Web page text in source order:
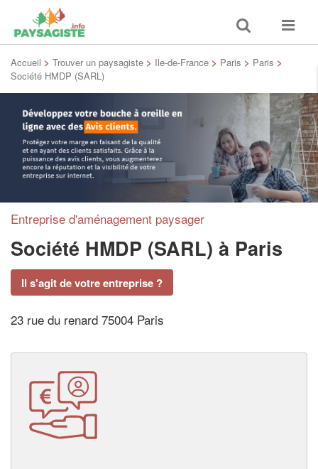
Toggle
search
Toggle
Accueil > Trouver un paysagiste > Ile-de-France > Paris > Paris >
Société HMDP (SARL)
Entreprise d'aménagement paysager
Société HMDP (SARL) à Paris
Il s'agit de votre entreprise ?
23 rue du renard 75004 Paris